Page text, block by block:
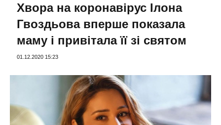
Хвора на коронавірус Ілона
Гвоздьова вперше показала
маму і привітала її зі святом
01.12.2020 15:23